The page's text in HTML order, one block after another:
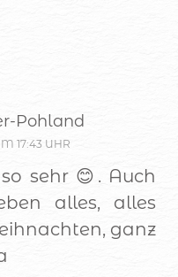
Pohland
17:43 UHR
sehr 😊. Auch
alles, alles
ganz